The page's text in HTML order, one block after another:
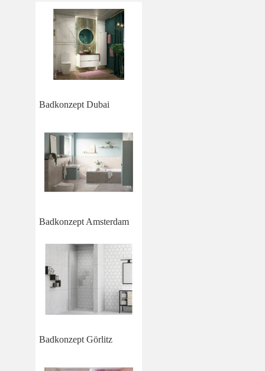
Badkonzept Dubai
Badkonzept Amsterdam
Badkonzept Görlitz